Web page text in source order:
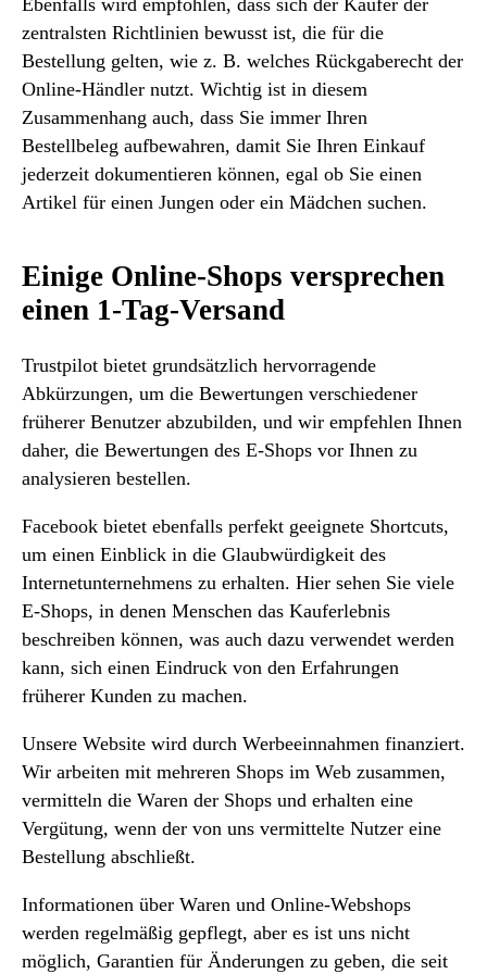
zentralsten Richtlinien bewusst ist, die für die
Bestellung gelten, wie z. B. welches Rückgaberecht der
Online-Händler nutzt. Wichtig ist in diesem
Zusammenhang auch, dass Sie immer Ihren
Bestellbeleg aufbewahren, damit Sie Ihren Einkauf
jederzeit dokumentieren können, egal ob Sie einen
Artikel für einen Jungen oder ein Mädchen suchen.
Einige Online-Shops versprechen
einen 1-Tag-Versand
Trustpilot bietet grundsätzlich hervorragende
Abkürzungen, um die Bewertungen verschiedener
früherer Benutzer abzubilden, und wir empfehlen Ihnen
daher, die Bewertungen des E-Shops vor Ihnen zu
analysieren bestellen.
Facebook bietet ebenfalls perfekt geeignete Shortcuts,
um einen Einblick in die Glaubwürdigkeit des
Internetunternehmens zu erhalten. Hier sehen Sie viele
E-Shops, in denen Menschen das Kauferlebnis
beschreiben können, was auch dazu verwendet werden
kann, sich einen Eindruck von den Erfahrungen
früherer Kunden zu machen.
Unsere Website wird durch Werbeeinnahmen finanziert.
Wir arbeiten mit mehreren Shops im Web zusammen,
vermitteln die Waren der Shops und erhalten eine
Vergütung, wenn der von uns vermittelte Nutzer eine
Bestellung abschließt.
Informationen über Waren und Online-Webshops
werden regelmäßig gepflegt, aber es ist uns nicht
möglich, Garantien für Änderungen zu geben, die seit